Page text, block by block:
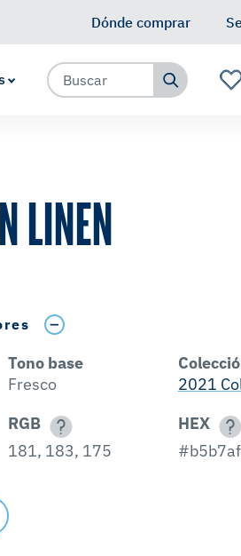
Dónde comprar
LINEN
Tono base
Fresco
2021
RGB
181, 183, 175
HEX
#b5b7af